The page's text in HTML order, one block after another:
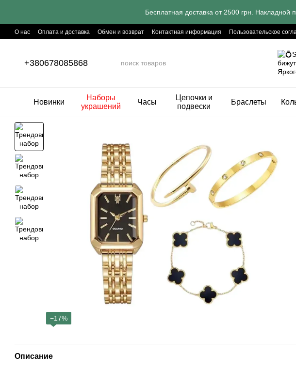
Бесплатная доставка от 2500 грн. Накладной
О нас Оплата и доставка Обмен и возврат Контактная информация Пользовательское
+380678085868
Новинки
Наборы
украшений
Часы
Цепочки и
подвески
Браслеты
−17%
Описание